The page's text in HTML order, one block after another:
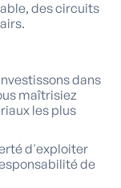
des circuits
dans
maîtrisiez
les plus
d'exploiter
de